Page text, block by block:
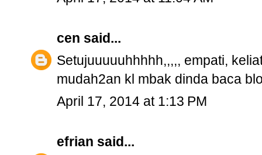
cen said...
Setujuuuuuhhhhh,,,,, empati,
mudah2an kl mbak dinda baca
April 17, 2014 at 1:13 PM
efrian said...